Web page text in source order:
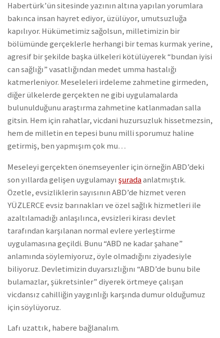
Habertürk’ün sitesinde yazının altına yapılan yorumlara
bakınca insan hayret ediyor, üzülüyor, umutsuzluğa
kapılıyor. Hükümetimiz sağolsun, milletimizin bir
bölümünde gerçeklerle herhangi bir temas kurmak yerine,
agresif bir şekilde başka ülkeleri kötülüyerek “bundan iyisi
can sağlığı” vasatlığından medet umma hastalığı
katmerleniyor. Meseleleri irdeleme zahmetine girmeden,
diğer ülkelerde gerçekten ne gibi uygulamalarda
bulunulduğunu araştırma zahmetine katlanmadan salla
gitsin. Hem için rahatlar, vicdani huzursuzluk hissetmezsin,
hem de milletin en tepesi bunu milli sporumuz haline
getirmiş, ben yapmışım çok mu…
Meseleyi gerçekten önemseyenler için örneğin ABD’deki
son yıllarda gelişen uygulamayı şuradaanlatmıştık.
Özetle, evsizliklerin sayısının ABD’de hizmet veren
YÜZLERCE evsiz barınakları ve özel sağlık hizmetleri ile
azaltılamadığı anlaşılınca, evsizleri kirası devlet
tarafından karşılanan normal evlere yerleştirme
uygulamasına geçildi. Bunu “ABD ne kadar şahane”
anlamında söylemiyoruz, öyle olmadığını ziyadesiyle
biliyoruz. Devletimizin duyarsızlığını “ABD’de bunu bile
bulamazlar, şükretsinler” diyerek örtmeye çalışan
vicdansız cahilliğin yaygınlığı karşında dumur olduğumuz
için söylüyoruz.
Lafı uzattık, habere bağlanalım.